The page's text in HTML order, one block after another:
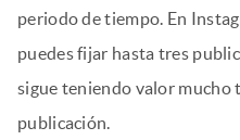
periodo de tiempo. En
puedes fijar hasta tres
sigue teniendo valor mucho
publicación.